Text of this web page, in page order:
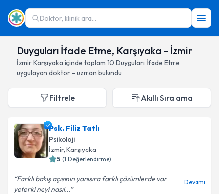
Doktor, klinik ara...
Duyguları İfade Etme, Karşıyaka - İzmir
İzmirKarşıyaka içinde toplam 10 Duyguları İfade Etme
uygulayan doktor - uzman bulundu
Filtrele Akıllı Sıralama
Psk. Filiz Tatlı
Psikoloji
İzmir, Karşıyaka
5 (1 Değerlendirme)
Farklı bakış açısının yanısıra farklı çözümlerde var
yeterki neyi nasıl...
Devamı